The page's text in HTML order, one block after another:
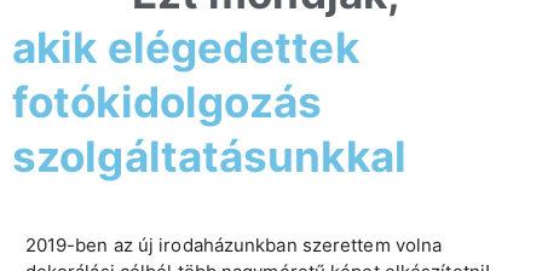
akik elégedettek
fotókidolgozás
szolgáltatásunkkal
2019-ben az új irodaházunkban szerettem volna